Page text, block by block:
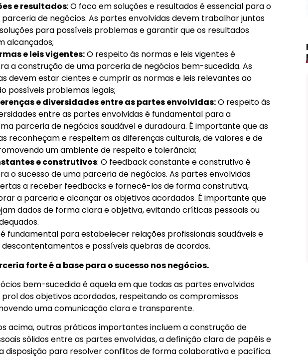
e resultados: O foco em soluções e resultados é essencial para o
parceria de negócios. As partes envolvidas devem trabalhar juntas
para possíveis problemas e garantir que os resultados
alcançados;
e leis vigentes:O respeito às normas e leis vigentes é
a construção de uma parceria de negócios bem-sucedida. As
devem estar cientes e cumprir as normas e leis relevantes ao
possíveis problemas legais;
e diversidades entre as partes envolvidas:O respeito às
entre as partes envolvidas é fundamental para a
parceria de negócios saudável e duradoura. É importante que as
reconheçam e respeitem as diferenças culturais, de valores e de
um ambiente de respeito e tolerância;
e construtivos: O feedback constante e construtivo é
o sucesso de uma parceria de negócios. As partes envolvidas
a receber feedbacks e fornecê-los de forma construtiva,
a parceria e alcançar os objetivos acordados. É importante que
dados de forma clara e objetiva, evitando críticas pessoais ou
fundamental para estabelecer relações profissionais saudáveis e
e possíveis quebras de acordos.
forte é a base para o sucesso nos negócios.
bem-sucedida é aquela em que todas as partes envolvidas
dos objetivos acordados, respeitando os compromissos
uma comunicação clara e transparente.
acima, outras práticas importantes incluem a construção de
sólidos entre as partes envolvidas, a definição clara de papéis e
disposição para resolver conflitos de forma colaborativa e pacífica.
Prova D’água de 5 Cores – Longa
Duração